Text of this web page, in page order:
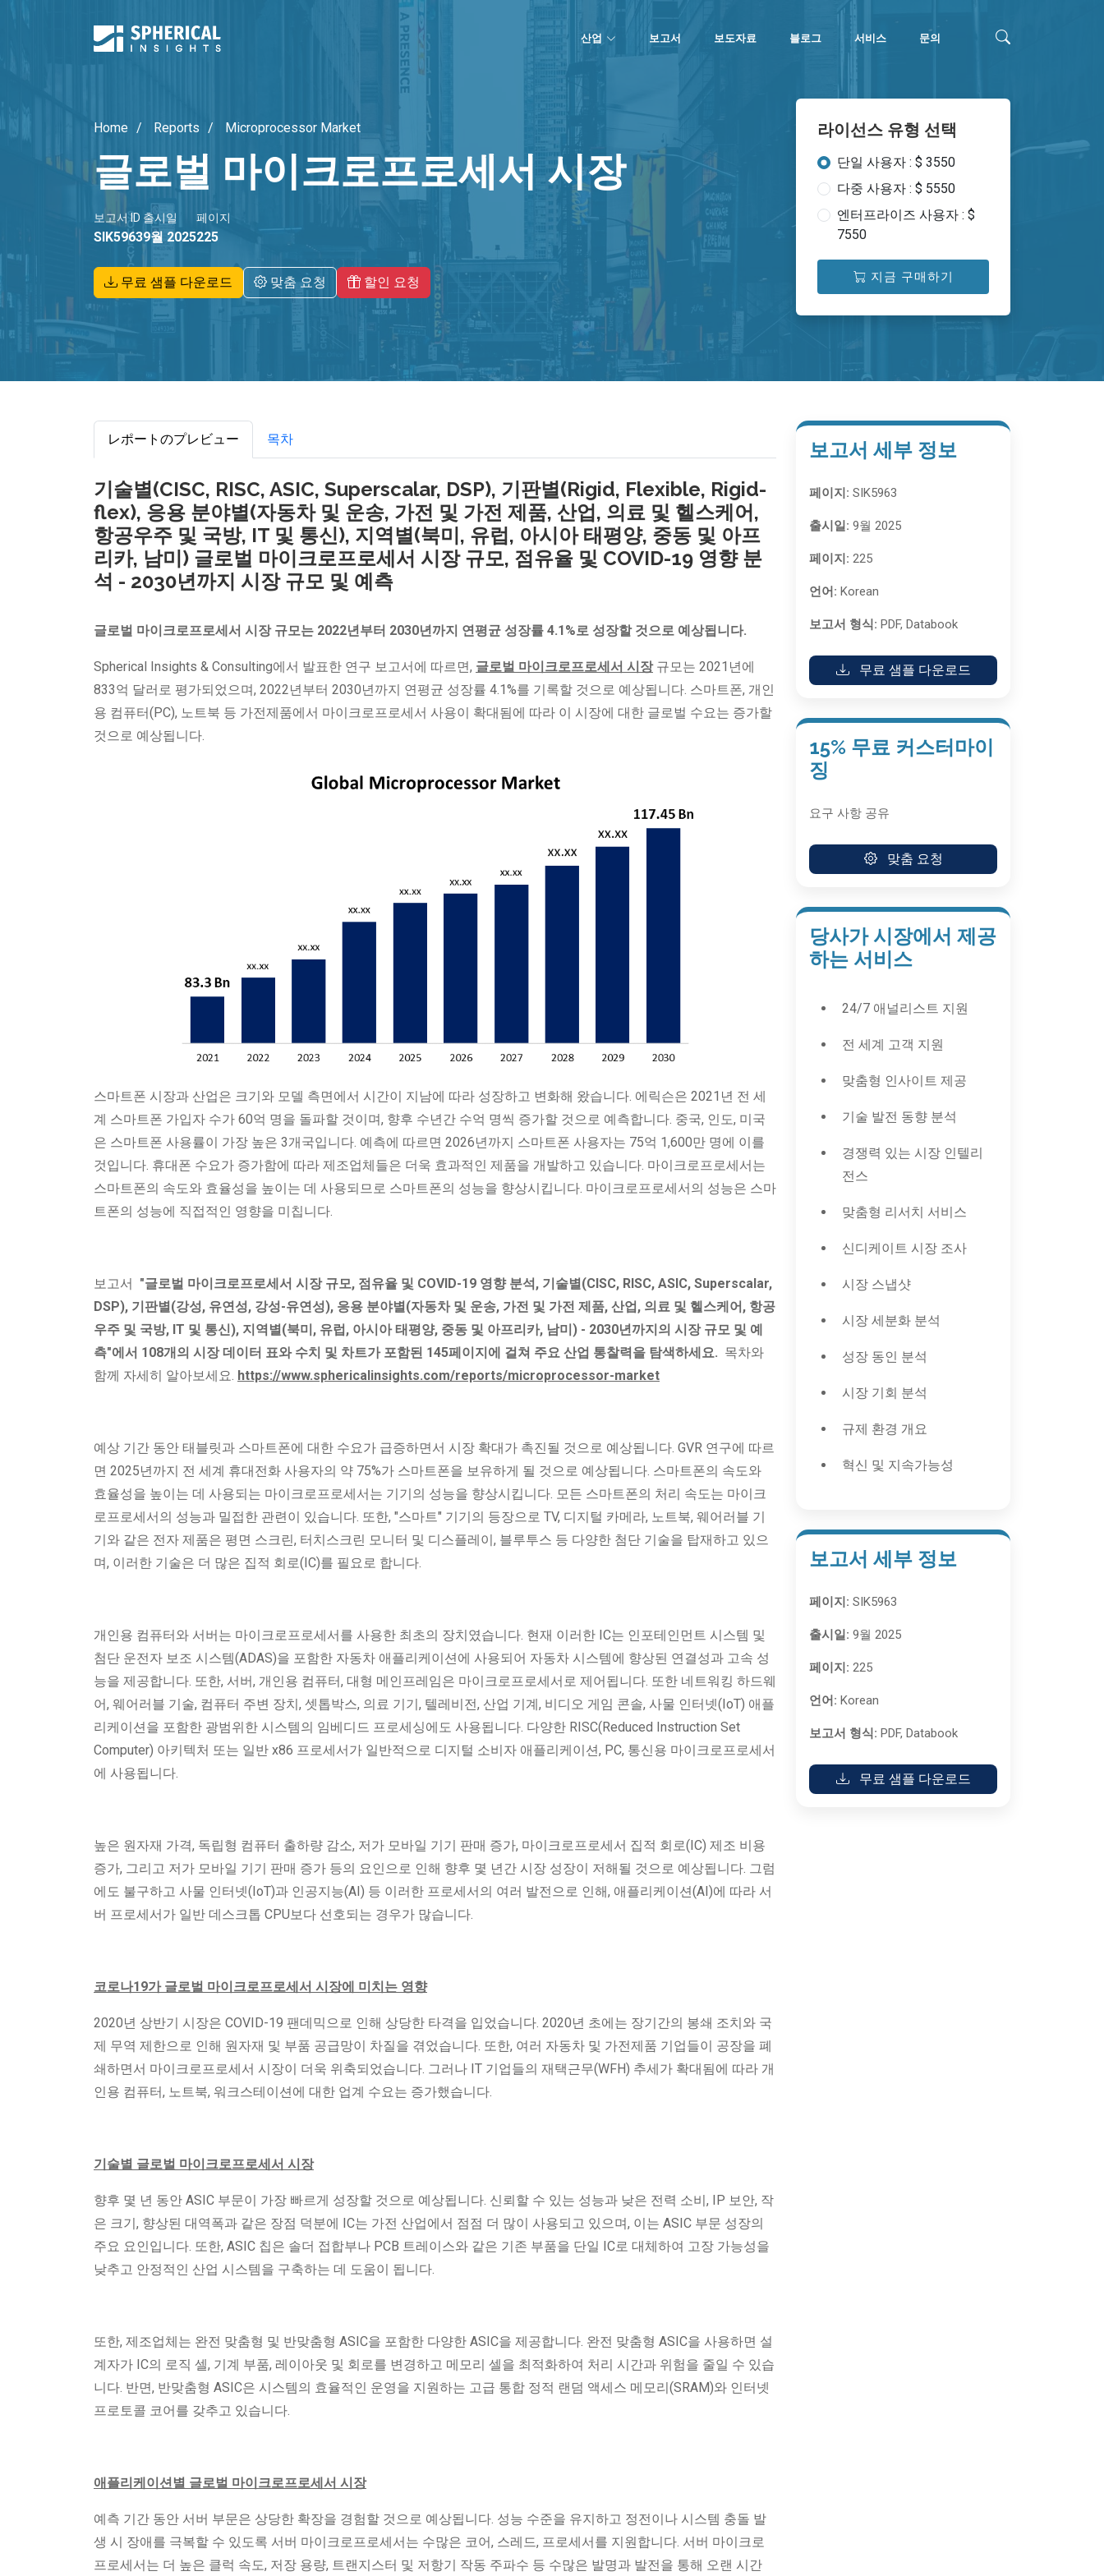
산업 보고서 보도자료 블로그 서비스 문의
Home Reports Microprocessor Market
글로벌 마이크로프로세서 시장
보고서 ID
SIK5963
출시일
9월 2025
페이지
225
무료 샘플 다운로드 맞춤 요청 할인 요청
라이선스 유형 선택
단일 사용자 : $ 3550
다중 사용자 : $ 5550
엔터프라이즈 사용자 : $
7550
지금 구매하기
レポートのプレビュー 목차
기술별(CISC, RISC, ASIC, Superscalar, DSP), 기판별(Rigid, Flexible, Rigid-
flex), 응용 분야별(자동차 및 운송, 가전 및 가전 제품, 산업, 의료 및 헬스케어,
항공우주 및 국방, IT 및 통신), 지역별(북미, 유럽, 아시아 태평양, 중동 및 아프
리카, 남미) 글로벌 마이크로프로세서 시장 규모, 점유율 및 COVID-19 영향 분
석 - 2030년까지 시장 규모 및 예측
글로벌 마이크로프로세서 시장 규모는 2022년부터 2030년까지 연평균 성장률 4.1%로 성장할 것으로 예상됩니다.
Spherical Insights & Consulting에서 발표한 연구 보고서에 따르면, 글로벌 마이크로프로세서 시장규모는 2021년에
833억 달러로 평가되었으며, 2022년부터 2030년까지 연평균 성장률 4.1%를 기록할 것으로 예상됩니다. 스마트폰, 개인
용 컴퓨터(PC), 노트북 등 가전제품에서 마이크로프로세서 사용이 확대됨에 따라 이 시장에 대한 글로벌 수요는 증가할
것으로 예상됩니다.
스마트폰 시장과 산업은 크기와 모델 측면에서 시간이 지남에 따라 성장하고 변화해 왔습니다. 에릭슨은 2021년 전 세
계 스마트폰 가입자 수가 60억 명을 돌파할 것이며, 향후 수년간 수억 명씩 증가할 것으로 예측합니다. 중국, 인도, 미국
은 스마트폰 사용률이 가장 높은 3개국입니다. 예측에 따르면 2026년까지 스마트폰 사용자는 75억 1,600만 명에 이를
것입니다. 휴대폰 수요가 증가함에 따라 제조업체들은 더욱 효과적인 제품을 개발하고 있습니다. 마이크로프로세서는
스마트폰의 속도와 효율성을 높이는 데 사용되므로 스마트폰의 성능을 향상시킵니다. 마이크로프로세서의 성능은 스마
트폰의 성능에 직접적인 영향을 미칩니다.
보고서 "글로벌 마이크로프로세서 시장 규모, 점유율 및 COVID-19 영향 분석, 기술별(CISC, RISC, ASIC, Superscalar,
DSP), 기판별(강성, 유연성, 강성-유연성), 응용 분야별(자동차 및 운송, 가전 및 가전 제품, 산업, 의료 및 헬스케어, 항공
우주 및 국방, IT 및 통신), 지역별(북미, 유럽, 아시아 태평양, 중동 및 아프리카, 남미) - 2030년까지의 시장 규모 및 예
측"에서 108개의 시장 데이터 표와 수치 및 차트가 포함된 145페이지에 걸쳐 주요 산업 통찰력을 탐색하세요. 목차와
함께 자세히 알아보세요. https://www.sphericalinsights.com/reports/microprocessor-market
예상 기간 동안 태블릿과 스마트폰에 대한 수요가 급증하면서 시장 확대가 촉진될 것으로 예상됩니다. GVR 연구에 따르
면 2025년까지 전 세계 휴대전화 사용자의 약 75%가 스마트폰을 보유하게 될 것으로 예상됩니다. 스마트폰의 속도와
효율성을 높이는 데 사용되는 마이크로프로세서는 기기의 성능을 향상시킵니다. 모든 스마트폰의 처리 속도는 마이크
로프로세서의 성능과 밀접한 관련이 있습니다. 또한, "스마트" 기기의 등장으로 TV, 디지털 카메라, 노트북, 웨어러블 기
기와 같은 전자 제품은 평면 스크린, 터치스크린 모니터 및 디스플레이, 블루투스 등 다양한 첨단 기술을 탑재하고 있으
며, 이러한 기술은 더 많은 집적 회로(IC)를 필요로 합니다.
개인용 컴퓨터와 서버는 마이크로프로세서를 사용한 최초의 장치였습니다. 현재 이러한 IC는 인포테인먼트 시스템 및
첨단 운전자 보조 시스템(ADAS)을 포함한 자동차 애플리케이션에 사용되어 자동차 시스템에 향상된 연결성과 고속 성
능을 제공합니다. 또한, 서버, 개인용 컴퓨터, 대형 메인프레임은 마이크로프로세서로 제어됩니다. 또한 네트워킹 하드웨
어, 웨어러블 기술, 컴퓨터 주변 장치, 셋톱박스, 의료 기기, 텔레비전, 산업 기계, 비디오 게임 콘솔, 사물 인터넷(IoT) 애플
리케이션을 포함한 광범위한 시스템의 임베디드 프로세싱에도 사용됩니다. 다양한 RISC(Reduced Instruction Set
Computer) 아키텍처 또는 일반 x86 프로세서가 일반적으로 디지털 소비자 애플리케이션, PC, 통신용 마이크로프로세서
에 사용됩니다.
높은 원자재 가격, 독립형 컴퓨터 출하량 감소, 저가 모바일 기기 판매 증가, 마이크로프로세서 집적 회로(IC) 제조 비용
증가, 그리고 저가 모바일 기기 판매 증가 등의 요인으로 인해 향후 몇 년간 시장 성장이 저해될 것으로 예상됩니다. 그럼
에도 불구하고 사물 인터넷(IoT)과 인공지능(AI) 등 이러한 프로세서의 여러 발전으로 인해, 애플리케이션(AI)에 따라 서
버 프로세서가 일반 데스크톱 CPU보다 선호되는 경우가 많습니다.
코로나19가 글로벌 마이크로프로세서 시장에 미치는 영향
2020년 상반기 시장은 COVID-19 팬데믹으로 인해 상당한 타격을 입었습니다. 2020년 초에는 장기간의 봉쇄 조치와 국
제 무역 제한으로 인해 원자재 및 부품 공급망이 차질을 겪었습니다. 또한, 여러 자동차 및 가전제품 기업들이 공장을 폐
쇄하면서 마이크로프로세서 시장이 더욱 위축되었습니다. 그러나 IT 기업들의 재택근무(WFH) 추세가 확대됨에 따라 개
인용 컴퓨터, 노트북, 워크스테이션에 대한 업계 수요는 증가했습니다.
기술별 글로벌 마이크로프로세서 시장
향후 몇 년 동안 ASIC 부문이 가장 빠르게 성장할 것으로 예상됩니다. 신뢰할 수 있는 성능과 낮은 전력 소비, IP 보안, 작
은 크기, 향상된 대역폭과 같은 장점 덕분에 IC는 ​​가전 산업에서 점점 더 많이 사용되고 있으며, 이는 ASIC 부문 성장의
주요 요인입니다. 또한, ASIC 칩은 솔더 접합부나 PCB 트레이스와 같은 기존 부품을 단일 IC로 대체하여 고장 가능성을
낮추고 안정적인 산업 시스템을 구축하는 데 도움이 됩니다.
또한, 제조업체는 완전 맞춤형 및 반맞춤형 ASIC을 포함한 다양한 ASIC을 제공합니다. 완전 맞춤형 ASIC을 사용하면 설
계자가 IC의 로직 셀, 기계 부품, 레이아웃 및 회로를 변경하고 메모리 셀을 최적화하여 처리 시간과 위험을 줄일 수 있습
니다. 반면, 반맞춤형 ASIC은 시스템의 효율적인 운영을 지원하는 고급 통합 정적 랜덤 액세스 메모리(SRAM)와 인터넷
프로토콜 코어를 갖추고 있습니다.
애플리케이션별 글로벌 마이크로프로세서 시장
예측 기간 동안 서버 부문은 상당한 확장을 경험할 것으로 예상됩니다. 성능 수준을 유지하고 정전이나 시스템 충돌 발
생 시 장애를 극복할 수 있도록 서버 마이크로프로세서는 수많은 코어, 스레드, 프로세서를 지원합니다. 서버 마이크로
프로세서는 더 높은 클럭 속도, 저장 용량, 트랜지스터 및 저항기 작동 주파수 등 수많은 발명과 발전을 통해 오랜 시간
보고서 세부 정보
페이지: SIK5963
출시일: 9월 2025
페이지: 225
언어: Korean
보고서 형식: PDF, Databook
무료 샘플 다운로드
15% 무료 커스터마이
징
요구 사항 공유
맞춤 요청
당사가 시장에서 제공
하는 서비스
24/7 애널리스트 지원
전 세계 고객 지원
맞춤형 인사이트 제공
기술 발전 동향 분석
경쟁력 있는 시장 인텔리
전스
맞춤형 리서치 서비스
신디케이트 시장 조사
시장 스냅샷
시장 세분화 분석
성장 동인 분석
시장 기회 분석
규제 환경 개요
혁신 및 지속가능성
보고서 세부 정보
페이지: SIK5963
출시일: 9월 2025
페이지: 225
언어: Korean
보고서 형식: PDF, Databook
무료 샘플 다운로드